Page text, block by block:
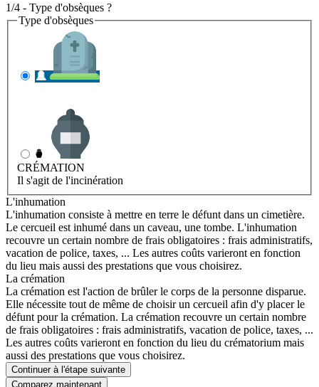
1/4 - Type d'obsèques ?
Type d'obsèques
CRÉMATION
Il s'agit de l'incinération
L'inhumation
L'inhumation consiste à mettre en terre le défunt dans un cimetière.
Le cercueil est inhumé dans un caveau, une tombe. L'inhumation
recouvre un certain nombre de frais obligatoires : frais administratifs,
vacation de police, taxes, ... Les autres coûts varieront en fonction
du lieu mais aussi des prestations que vous choisirez.
La crémation
La crémation est l'action de brûler le corps de la personne disparue.
Elle nécessite tout de même de choisir un cercueil afin d'y placer le
défunt pour la crémation. La crémation recouvre un certain nombre
de frais obligatoires : frais administratifs, vacation de police, taxes, ...
Les autres coûts varieront en fonction du lieu du crématorium mais
aussi des prestations que vous choisirez.
Continuer à l'étape suivante